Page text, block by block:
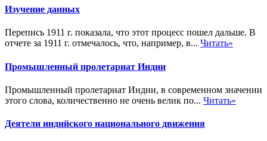
Изучение данных
Перепись 1911 г. показала, что этот процесс пошел дальше. В
отчете за 1911 г. отмечалось, что, например, в... Читать»
Промышленный пролетариат Индии
Промышленный пролетариат Индии, в современном значении
этого слова, количественно не очень велик по... Читать»
Деятели индийского национального движения